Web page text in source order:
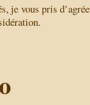
je vous pris